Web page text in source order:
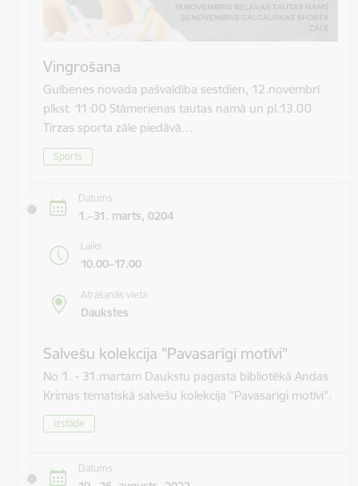
Vingrošana
Gulbenes novada pašvaldība sestdien, 12.novembrī
plkst. 11:00 Stāmerienas tautas namā un pl.13.00
Tirzas sporta zāle piedāvā…
Sports
Datums
1.–31. marts, 0204
Laiks
10.00–17.00
Atrašanās vieta
Daukstes
Salvešu kolekcija "Pavasarīgi motīvi"
No 1. - 31.martam Daukstu pagasta bibliotēkā Andas
Krimas tematiskā salvešu kolekcija "Pavasarīgi motīvi".
Izstāde
Datums